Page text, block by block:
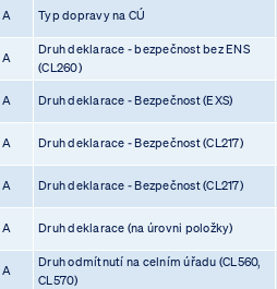
A Typ dopravy na CÚ
A
Druh deklarace - bezpečnost bez ENS
(CL260)
A Druh deklarace - Bezpečnost (EXS)
A Druh deklarace - Bezpečnost (CL217)
A Druh deklarace - Bezpečnost (CL217)
A Druh deklarace (na úrovni položky)
A
Druh odmítnutí na celním úřadu (CL560,
CL570)